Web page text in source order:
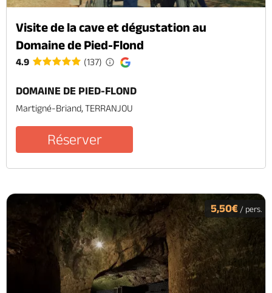
Visite de la cave et dégustation au
Domaine de Pied-Flond
4.9 (137)
DOMAINE DE PIED-FLOND
Martigné-Briand, TERRANJOU
Réserver
5,50€ / pers.